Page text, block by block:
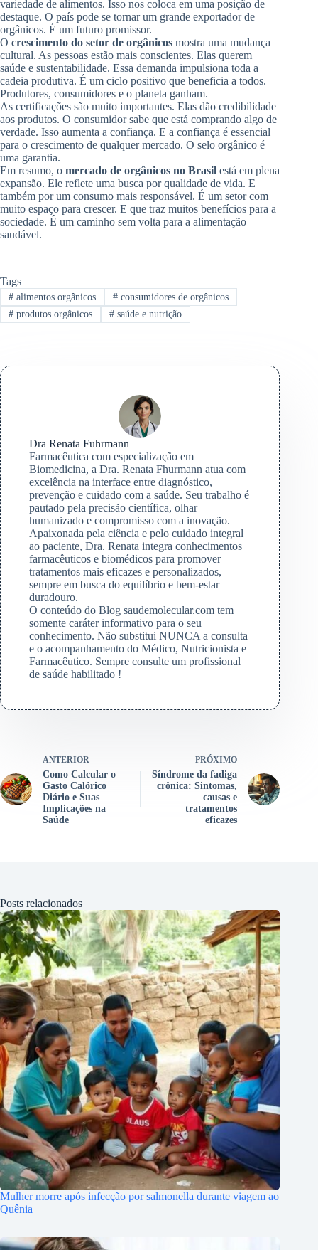
variedade de alimentos. Isso nos coloca em uma posição de
destaque. O país pode se tornar um grande exportador de
orgânicos. É um futuro promissor.
O crescimento do setor de orgânicos mostra uma mudança
cultural. As pessoas estão mais conscientes. Elas querem
saúde e sustentabilidade. Essa demanda impulsiona toda a
cadeia produtiva. É um ciclo positivo que beneficia a todos.
Produtores, consumidores e o planeta ganham.
As certificações são muito importantes. Elas dão credibilidade
aos produtos. O consumidor sabe que está comprando algo de
verdade. Isso aumenta a confiança. E a confiança é essencial
para o crescimento de qualquer mercado. O selo orgânico é
uma garantia.
Em resumo, o mercado de orgânicos no Brasil está em plena
expansão. Ele reflete uma busca por qualidade de vida. E
também por um consumo mais responsável. É um setor com
muito espaço para crescer. E que traz muitos benefícios para a
sociedade. É um caminho sem volta para a alimentação
saudável.
Tags
#alimentos orgânicos #consumidores de orgânicos
#produtos orgânicos #saúde e nutrição
Dra Renata Fuhrmann
Farmacêutica com especialização em
Biomedicina, a Dra. Renata Fhurmann atua com
excelência na interface entre diagnóstico,
prevenção e cuidado com a saúde. Seu trabalho é
pautado pela precisão científica, olhar
humanizado e compromisso com a inovação.
Apaixonada pela ciência e pelo cuidado integral
ao paciente, Dra. Renata integra conhecimentos
farmacêuticos e biomédicos para promover
tratamentos mais eficazes e personalizados,
sempre em busca do equilíbrio e bem-estar
duradouro.
O conteúdo do Blog saudemolecular.com tem
somente caráter informativo para o seu
conhecimento. Não substitui NUNCA a consulta
e o acompanhamento do Médico, Nutricionista e
Farmacêutico. Sempre consulte um profissional
de saúde habilitado !
ANTERIOR
Como Calcular o
Gasto Calórico
Diário e Suas
Implicações na
Saúde
PRÓXIMO
Síndrome da fadiga
crônica: Sintomas,
causas e
tratamentos
eficazes
Posts relacionados
Mulher morre após infecção por salmonella durante viagem ao
Quênia